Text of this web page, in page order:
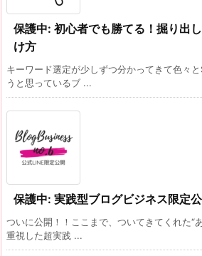
保護中: 初心者でも勝てる！掘り出
け方
キーワード選定が少しずつ分かってきて色々
うと思っているブ ...
保護中: 実践型ブログビジネス限定
ついに公開！！ここまで、ついてきてくれた“
重視した超実践 ...